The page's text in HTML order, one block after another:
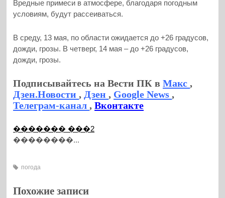
Вредные примеси в атмосфере, благодаря погодным
условиям, будут рассеиваться.
В среду, 13 мая, по области ожидается до +26 градусов,
дожди, грозы. В четверг, 14 мая – до +26 градусов,
дожди, грозы.
Подписывайтесь на Вести ПК вМакс,
Дзен.Новости, Дзен, Google News,
Телеграм-канал,Вконтакте
������� ���2
��������...
погода
Похожие записи